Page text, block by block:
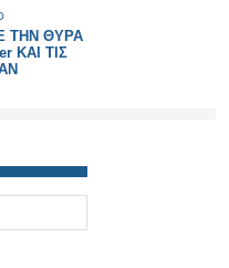
ΤΗΝ ΘΥΡΑ
ΚΑΙ ΤΙΣ